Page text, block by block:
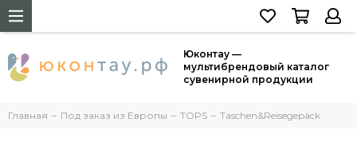
Юконтау —
мультибрендовый каталог
сувенирной продукции
Главная Под заказ из Европы TOPS Taschen&Reisegepäck